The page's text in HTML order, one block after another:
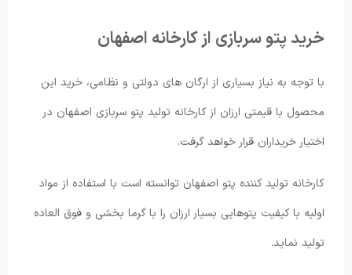
خرید پتو سربازی از کارخانه اصفهان
با توجه به نیاز بسیاری از ارگان های دولتی و نظامی، خرید این
محصول با قیمتی ارزان از کارخانه تولید پتو سربازی اصفهان در
اختیار خریداران قرار خواهد گرفت.
کارخانه تولید کننده پتو اصفهان توانسته است با استفاده از مواد
اولیه با کیفیت پتوهایی بسیار ارزان را با گرما بخشی و فوق العاده
تولید نماید.